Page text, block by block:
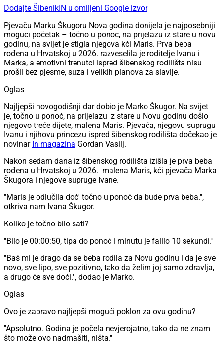
Dodajte ŠibenikIN u omiljeni Google izvor
Pjevaču Marku Škugoru Nova godina donijela je najposebniji
mogući početak – točno u ponoć, na prijelazu iz stare u novu
godinu, na svijet je stigla njegova kći Maris. Prva beba
rođena u Hrvatskoj u 2026. razveselila je roditelje Ivanu i
Marka, a emotivni trenutci ispred šibenskog rodilišta nisu
prošli bez pjesme, suza i velikih planova za slavlje.
Oglas
Najljepši novogodišnji dar dobio je Marko Škugor. Na svijet
je, točno u ponoć, na prijelazu iz stare u Novu godinu došlo
njegovo treće dijete, malena Maris. Pjevača, njegovu suprugu
Ivanu i njihovu princezu ispred šibenskog rodilišta dočekao je
novinar In magazina Gordan Vasilj.
Nakon sedam dana iz šibenskog rodilišta izišla je prva beba
rođena u Hrvatskoj u 2026. malena Maris, kći pjevača Marka
Škugora i njegove supruge Ivane.
''Maris je odlučila doć' točno u ponoć da bude prva beba.'',
otkriva nam Ivana Škugor.
Koliko je točno bilo sati?
''Bilo je 00:00:50, tipa do ponoć i minutu je falilo 10 sekundi.''
''Baš mi je drago da se beba rodila za Novu godinu i da je sve
novo, sve lipo, sve pozitivno, tako da želim joj samo zdravlja,
a drugo će sve doći.'', dodao je Marko.
Oglas
Ovo je zapravo najljepši mogući poklon za ovu godinu?
''Apsolutno. Godina je počela nevjerojatno, tako da ne znam
što može ovo nadmašiti, ništa.''